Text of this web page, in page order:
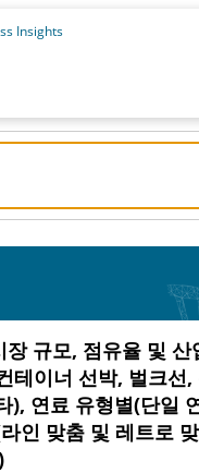
규모, 점유율 및 산
테이너 선박, 벌크선
), 연료 유형별(단일
인 맞춤 및 레트로